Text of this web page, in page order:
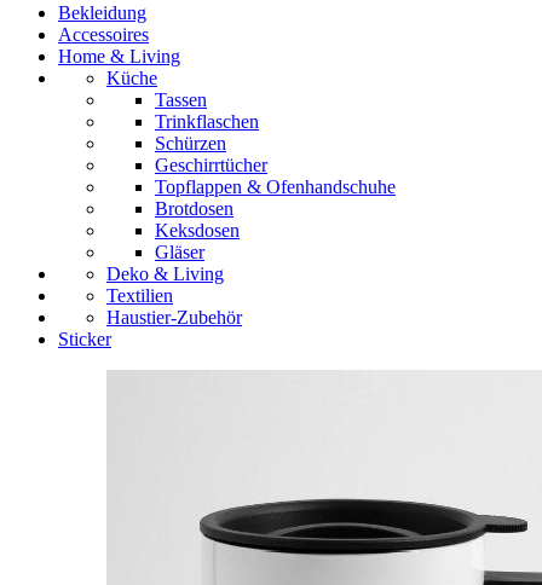
Bekleidung
Accessoires
Home & Living
Küche
Tassen
Trinkflaschen
Schürzen
Geschirrtücher
Topflappen & Ofenhandschuhe
Brotdosen
Keksdosen
Gläser
Deko & Living
Textilien
Haustier-Zubehör
Sticker